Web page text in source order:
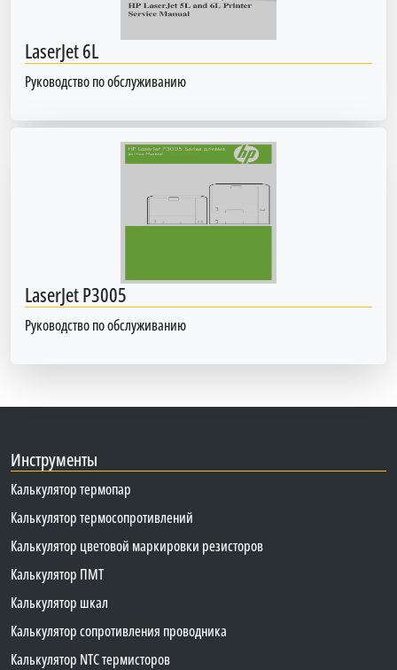
LaserJet 6L
Руководство по обслуживанию
LaserJet P3005
Руководство по обслуживанию
Инструменты
Калькулятор термопар
Калькулятор термосопротивлений
Калькулятор цветовой маркировки резисторов
Калькулятор ПМТ
Калькулятор шкал
Калькулятор сопротивления проводника
Калькулятор NTC термисторов